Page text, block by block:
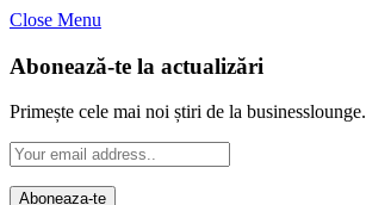
Close Menu
Abonează-te la actualizări
Primește cele mai noi știri de la businesslounge.